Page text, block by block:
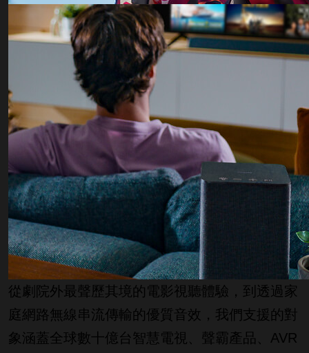
從劇院外最聲歷其境的電影視聽體驗，到透過家
庭網路無線串流傳輸的優質音效，我們支援的對
象涵蓋全球數十億台智慧電視、聲霸產品、AVR